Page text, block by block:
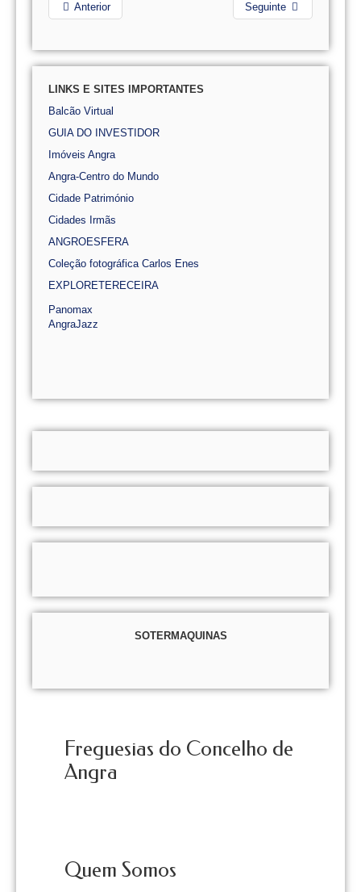
Anterior Seguinte
LINKS E SITES IMPORTANTES
Balcão Virtual
GUIA DO INVESTIDOR
Imóveis Angra
Angra-Centro do Mundo
Cidade Património
Cidades Irmãs
ANGROESFERA
Coleção fotográfica Carlos Enes
EXPLORETERECEIRA
Panomax
AngraJazz
SOTERMAQUINAS
Freguesias do Concelho de
Angra
Quem Somos